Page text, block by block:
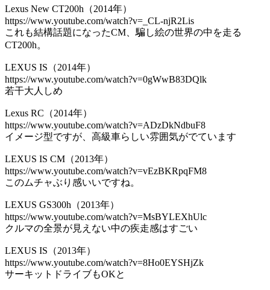
Lexus New CT200h（2014年）
https://www.youtube.com/watch?v=_CL-njR2Lis
これも結構話題になったCM、騙し絵の世界の中を走る
CT200h。
LEXUS IS（2014年）
https://www.youtube.com/watch?v=0gWwB83DQlk
若干大人しめ
Lexus RC（2014年）
https://www.youtube.com/watch?v=ADzDkNdbuF8
イメージ型ですが、高級車らしい雰囲気がでています
LEXUS IS CM（2013年）
https://www.youtube.com/watch?v=vEzBKRpqFM8
このムチャぶり感いいですね。
LEXUS GS300h（2013年）
https://www.youtube.com/watch?v=MsBYLEXhUlc
クルマの全景が見えない中の疾走感はすごい
LEXUS IS（2013年）
https://www.youtube.com/watch?v=8Ho0EYSHjZk
サーキットドライブもOKと